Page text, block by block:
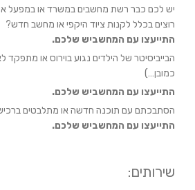
יש לכם כבר רשת מחשבים במשרד או במפעל
רוצים בכלל לקנות ציוד היקפי או מחשב חדש?
התייעצו עם המחשביש שלכם.
הבייביסיטר של הילדים נגוע בוירוס או
כמובן…)
התייעצו עם המחשביש שלכם.
הסתבכתם עם תוכנה חדשה או מתלבטים
התייעצו עם המחשביש שלכם.
שירותים: